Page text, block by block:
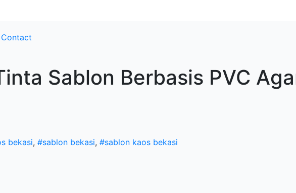
Contact
Sablon Berbasis PVC
bekasi, #sablon bekasi, #sablon kaos bekasi